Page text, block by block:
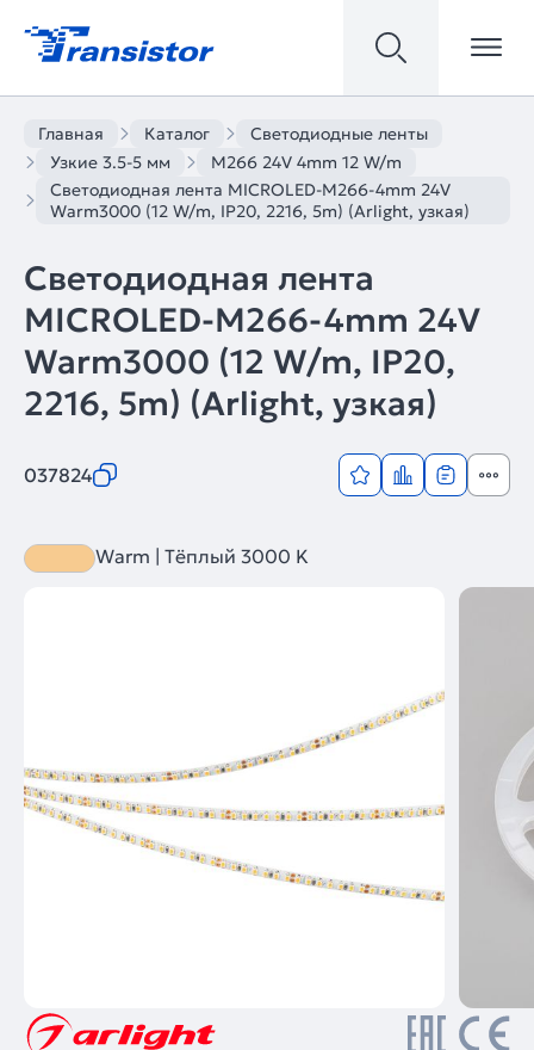
Главная Каталог
Светодиодные ленты
Узкие 3.5-5 мм
M266 24V 4mm 12 W/m
Светодиодная лента MICROLED-M266-4mm 24V
Warm3000 (12 W/m, IP20, 2216, 5m) (Arlight, узкая)
Светодиодная лента
MICROLED-M266-4mm 24V
Warm3000 (12 W/m, IP20,
2216, 5m) (Arlight, узкая)
037824
Warm | Тёплый 3000 K